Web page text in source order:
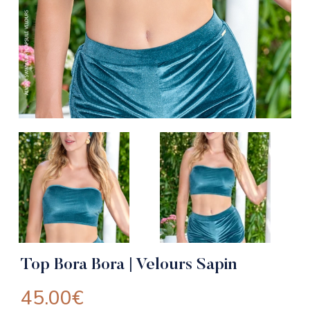
Top Bora Bora | Velours Sapin
45.00€